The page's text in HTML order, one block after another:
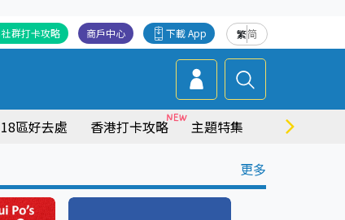
繁简
下載 App
商戶中心
社群打卡攻略
18區好去處 香港打卡攻略 主題特集 商場情報
更多